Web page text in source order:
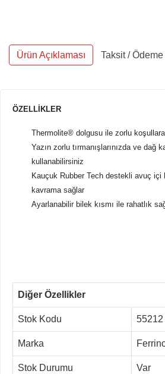
Ürün Açıklaması Taksit /
ÖZELLİKLER
Thermolite® dolgusu ile zorlu
Yazın zorlu tırmanışlarınızda ve dağ
kullanabilirsiniz
Kauçuk Rubber Tech destekli avuç içi
kavrama sağlar
Ayarlanabilir bilek kısmı ile rahatlık
Diğer Özellikler
Stok Kodu 55212
Marka
Stok Durumu Var